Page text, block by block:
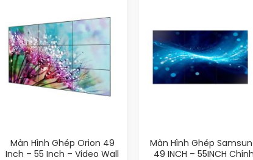
Màn Hình Ghép Orion 49
Inch – 55 Inch – Video Wall
Màn Hình Ghép
49 INCH – 55INCH Chính